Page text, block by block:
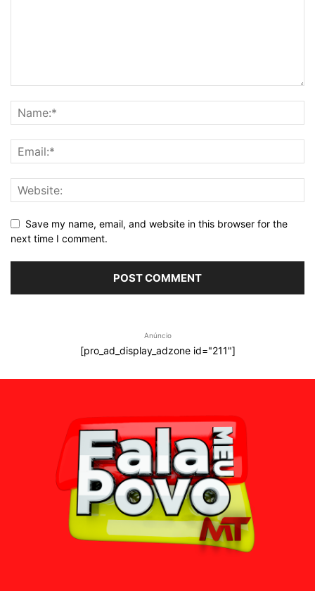
Save my name, email, and website in this browser for the
next time I comment.
Anúncio
[pro_ad_display_adzone id="211"]